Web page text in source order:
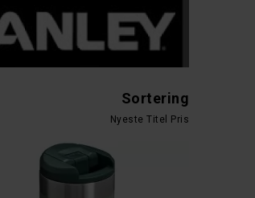
Sortering
Nyeste Titel Pris